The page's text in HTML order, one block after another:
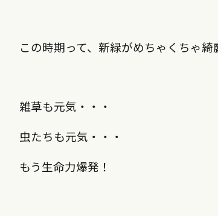
この時期って、新緑がめちゃくちゃ
雑草も元気・・・
虫たちも元気・・・
もう生命力爆発！